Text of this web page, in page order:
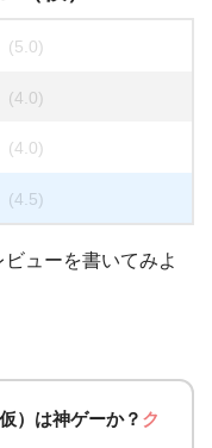
(5.0)
(4.0)
(4.0)
(4.5)
ューを書いてみよ
）は神ゲーか？ ク